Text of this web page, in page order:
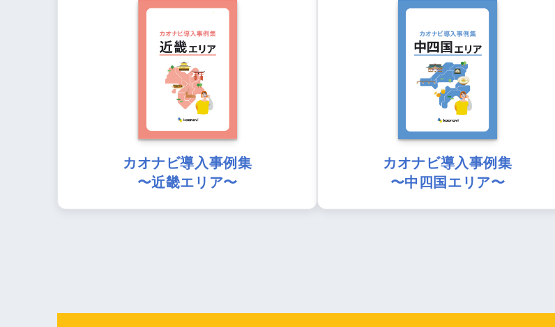
カオナビ導入事例集
〜近畿エリア〜
カオナビ導入事例集
〜中四国エリア〜